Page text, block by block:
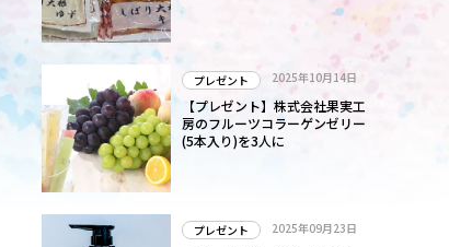
プレゼント 2025年10月14日
【プレゼント】株式会社果実工
房のフルーツコラーゲンゼリー
(5本入り)を3人に
プレゼント 2025年09月23日